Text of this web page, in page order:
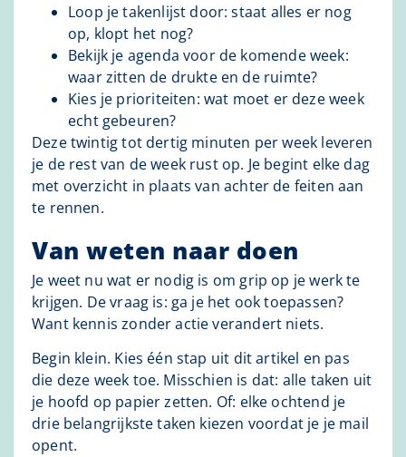
Loop je takenlijst door: staat alles er nog
op, klopt het nog?
Bekijk je agenda voor de komende week:
waar zitten de drukte en de ruimte?
Kies je prioriteiten: wat moet er deze week
echt gebeuren?
Deze twintig tot dertig minuten per week leveren
je de rest van de week rust op. Je begint elke dag
met overzicht in plaats van achter de feiten aan
te rennen.
Van weten naar doen
Je weet nu wat er nodig is om grip op je werk te
krijgen. De vraag is: ga je het ook toepassen?
Want kennis zonder actie verandert niets.
Begin klein. Kies één stap uit dit artikel en pas
die deze week toe. Misschien is dat: alle taken uit
je hoofd op papier zetten. Of: elke ochtend je
drie belangrijkste taken kiezen voordat je je mail
opent.